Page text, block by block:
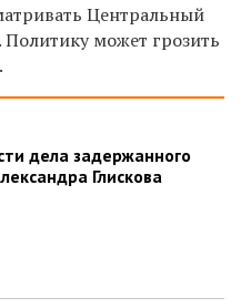
Центральный
может грозить
дела задержанного
Глискова